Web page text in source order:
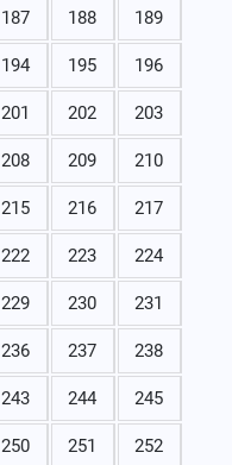
187 188 189
194 195 196
201 202 203
208 209 210
215 216 217
222 223 224
229 230 231
236 237 238
243 244 245
250 251 252